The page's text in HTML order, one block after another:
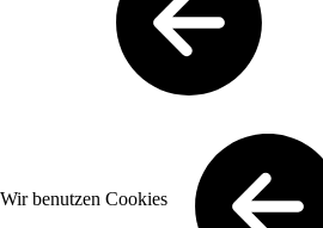
Wir benutzen Cookies